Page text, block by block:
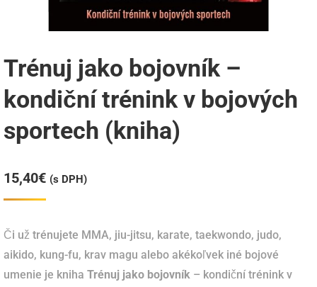
Trénuj jako bojovník –
kondiční trénink v bojových
sportech (kniha)
15,40€ (s DPH)
Či už trénujete MMA, jiu-jitsu, karate, taekwondo, judo,
aikido, kung-fu, krav magu alebo akékoľvek iné bojové
umenie je kniha Trénuj jako bojovník – kondiční trénink v